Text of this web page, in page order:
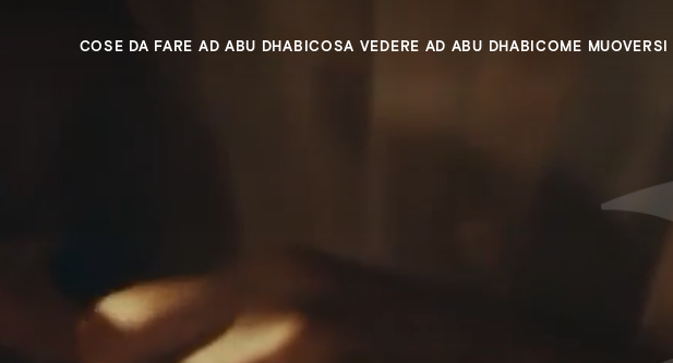
COSE DA FARE AD ABU DHABICOSA VEDERE AD ABU DHABICOME